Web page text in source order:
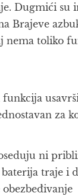
Dugmići su
Brajeve
nema toliko
za
ni
traje i